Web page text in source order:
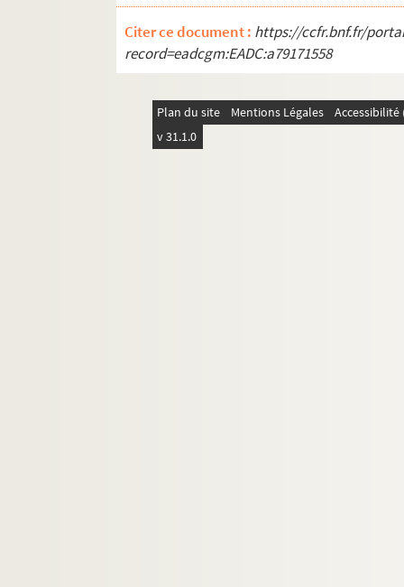
Citer ce document : https://ccfr.bnf.fr/
record=eadcgm:EADC:a79171558
Plan du site Mentions Légales
v 31.1.0